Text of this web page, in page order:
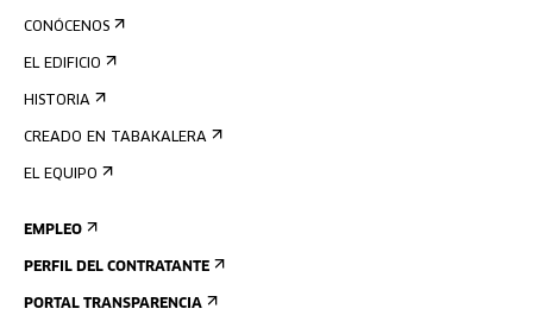
CONÓCENOS
EL EDIFICIO
HISTORIA
CREADO EN TABAKALERA
EL EQUIPO
EMPLEO
PERFIL DEL CONTRATANTE
PORTAL TRANSPARENCIA